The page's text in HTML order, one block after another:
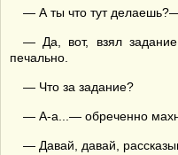
— А ты что тут
— Да, вот, взял
печально.
— Что за задание?
— А-а...— обреченно
— Давай, давай,